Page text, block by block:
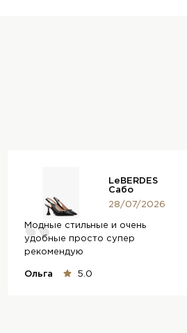
LeBERDES
Сабо
28/07/2026
Модные стильные и очень
удобные просто супер
рекомендую
Ольга 5.0